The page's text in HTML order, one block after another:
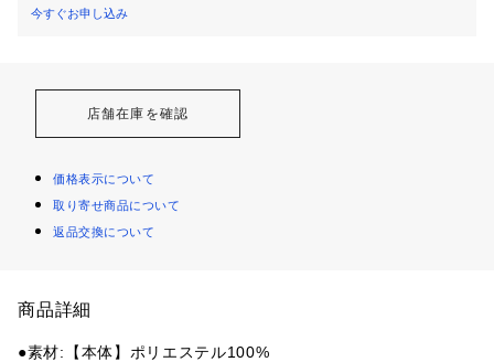
今すぐお申し込み
店舗在庫を確認
価格表示について
取り寄せ商品について
返品交換について
商品詳細
●素材:【本体】ポリエステル100%